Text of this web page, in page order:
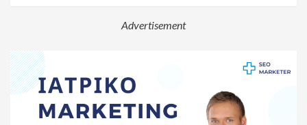
Advertisement